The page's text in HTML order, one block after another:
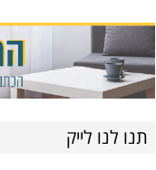
תנו לנו לייק